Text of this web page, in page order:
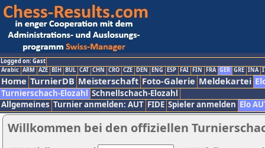
Logged on: Gast
Arabic ARM AZE BIH BUL CAT CHN CRO CZE DEN ENG ESP FAI FIN FRA GER GRE INA
Home TurnierDB Meisterschaft Foto-Galerie Meldekartei
Turnierschach-Elozahl Schnellschach-Elozahl
Allgemeines Turnier anmelden: AUT FIDE Spieler anmelden Elo
Willkommen bei den offiziellen